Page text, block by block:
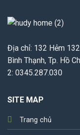
Địa chỉ: 132 Hẻm
Bình Thạnh, Tp. Hồ
2: 0345.287.030
SITE MAP
Trang chủ